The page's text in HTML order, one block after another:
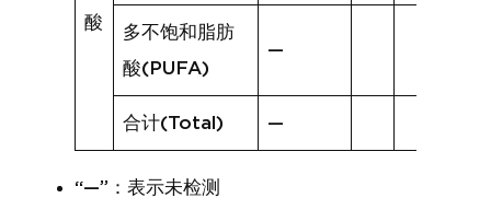
酸
多不饱和脂肪
酸(PUFA)
—
合计(Total) —
“—”：表示未检测